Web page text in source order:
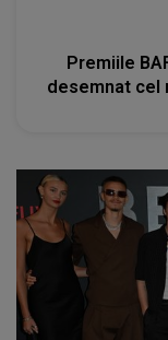
Premiile
desemnat cel